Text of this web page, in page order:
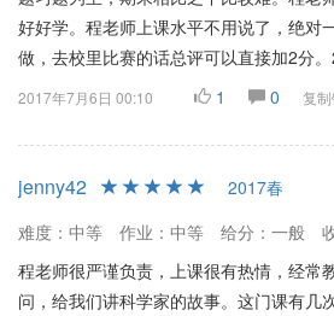
好好学。程老师上课水平不用说了，绝对
做，去校里比赛的话总评可以直接加2分。
2017年7月6日 00:10 1 0 复
jenny42
2017春
难度：中等
作业：中等 给分：一般
程老师很严谨负责，上课很有热情，经常
问，给我们讲科学家的故事。这门课有几